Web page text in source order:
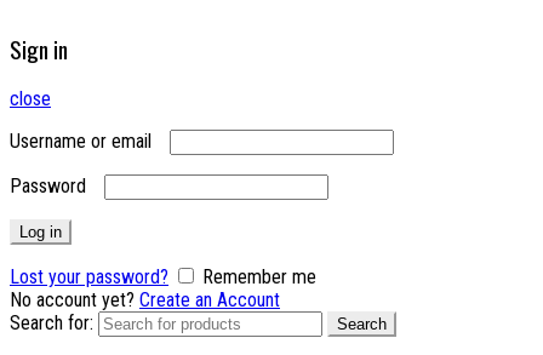
Sign in
close
Username or email
Password
Log in
Lost your password?
Remember me
No account yet? Create an Account
Search for:
Search